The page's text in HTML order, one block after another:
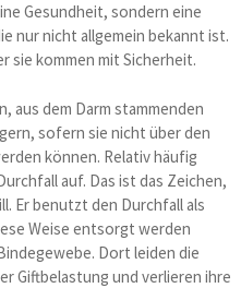
Gesundheit, sondern eine
nur nicht allgemein bekannt ist.
sie kommen mit Sicherheit.
aus dem Darm stammenden
sofern sie nicht über den
können. Relativ häufig
auf. Das ist das Zeichen,
Er benutzt den Durchfall als
Weise entsorgt werden
Dort leiden die
Giftbelastung und verlieren ihre